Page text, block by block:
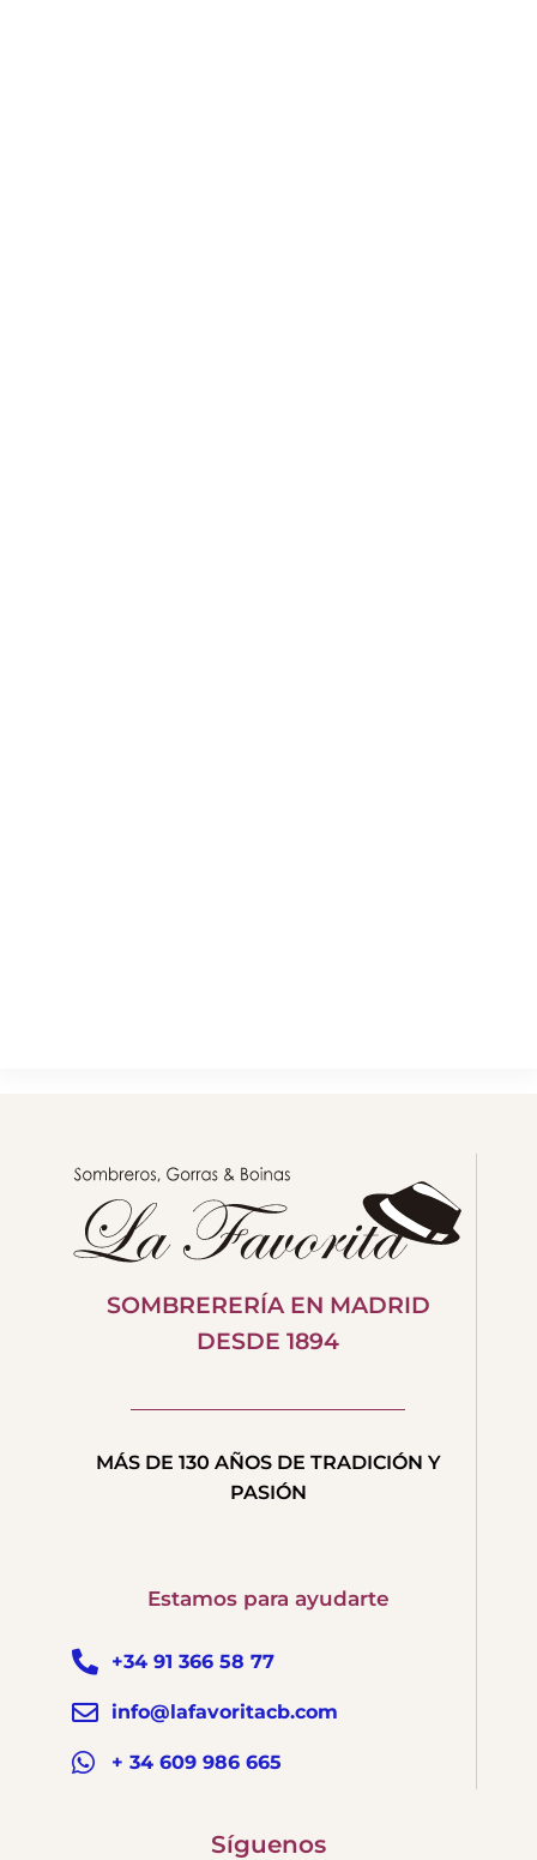
SOMBRERERÍA EN MADRID
DESDE 1894
MÁS DE 130 AÑOS DE TRADICIÓN Y
PASIÓN
Estamos para ayudarte
+34 91 366 58 77
info@lafavoritacb.com
+ 34 609 986 665
Síguenos